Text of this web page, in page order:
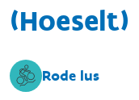
(Hoeselt)
Rode lus